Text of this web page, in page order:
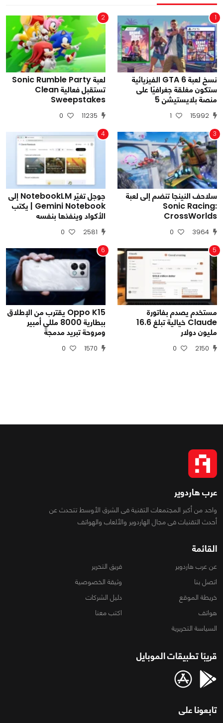
1
نسخ لعبة GTA 6 الفيزيائية
ستكون مغلقة جغرافيًا على
منصة بلايستيشن 5
15992
1
2
لعبة Sonic Rumble Party
تستقبل فعالية Clean
Sweepstakes
11235
0
3
سلاحف النينجا تنضم إلى لعبة
Sonic Racing:
CrossWorlds
3964
0
4
جوجل تغيّر NotebookLM إلى
Gemini Notebook | يكتب
الأكواد وينفذها بنفسه
2581
0
5
مستخدم يصدم بفاتورة
Claude خيالية تبلغ 16.6
مليون دولار
2150
0
6
Oppo K15 يقترب من الإطلاق
ببطارية 8000 مللي أمبير
ومروحة تبريد مدمجة
1570
0
عرب هاردوير
واحد من أكبر المجتمعات التقنية فى الشرق الأوسط تتحدث عن
أحدث التقنيات فى مجال الهاردوير والألعاب والهواتف
القائمة
عن عرب هاردوير
فريق التحرير
اتصل بنا
وثيقة الخصوصية
خريطة الموقع
دليل الشركات
هواتف
اكتب معنا
السياسة التحريرية
قريبًا تطبيقات الموبايل
تابعونا على